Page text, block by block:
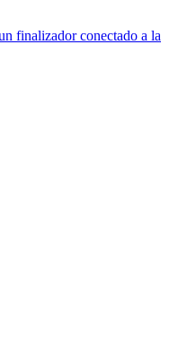
finalizador conectado a la